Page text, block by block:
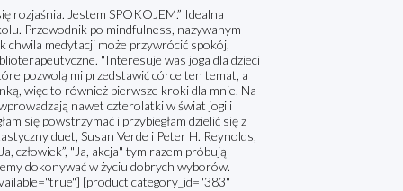
rozjaśnia. Jestem SPOKOJEM.” Idealna
Przewodnik po mindfulness, nazywanym
chwila medytacji może przywrócić spokój,
"Interesuje was joga dla dzieci
pozwolą mi przedstawić córce ten temat, a
więc to również pierwsze kroki dla mnie. Na
nawet czterolatki w świat jogi i
się powstrzymać i przybiegłam dzielić się z
duet, Susan Verde i Peter H. Reynolds,
człowiek”, "Ja, akcja" tym razem próbują
dokonywać w życiu dobrych wyborów.
[product category_id="383"